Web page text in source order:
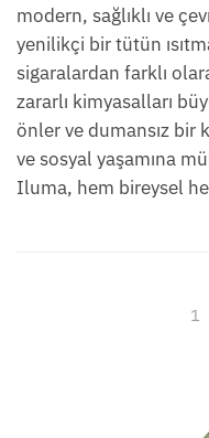
modern, sağlıklı ve
yenilikçi bir tütün
sigaralardan farklı
zararlı kimyasalları
önler ve dumansız bir
ve sosyal yaşamına
Iluma, hem bireysel
1